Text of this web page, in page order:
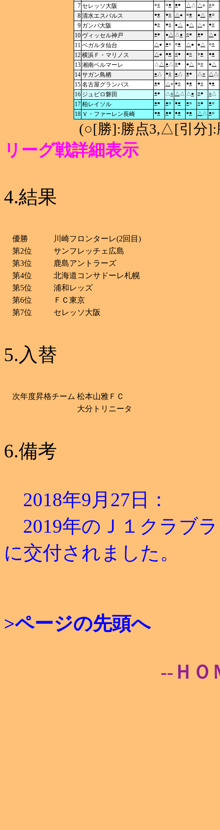
7 セレッソ大阪 ○○ ○● ●● △ △ △○ ○○
8 清水エスパルス ●● ●○ △ ● ○● ● △ ●○
9 ガンバ大阪 ●○ ●○ ●△ ●△ △○ ●○
10 ヴィッセル神戸 ●● ● △ △ ● ○● ●● △ ●
11 ベガルタ仙台 △ ● ●○ ○● △ ● ●△ ○○
12 横浜Ｆ・マリノス △ ● ●● ○● ●○ ○● ●●
13 湘南ベルマーレ △ △ ●△ ○● ●△ ○○ ●△
14 サガン鳥栖 ● △ ●○ ● △ ●● △ ○ △ △
15 名古屋グランパス ●● △○ ●○ ●● ●○ ●●
16 ジュビロ磐田 ●● △○ △ △ △ ● ○● ○△
17 柏レイソル ●● ●○ ●● ●○ ○● ●○
18 Ｖ・ファーレン長崎 ●● ●● ●● ●● △ △ ●○
(○[勝]:勝点3,△[引分]:
リーグ戦詳細表示
4.結果
優勝
川崎フロンターレ(2回目)
第2位
サンフレッチェ広島
第3位
鹿島アントラーズ
第4位
北海道コンサドーレ札幌
第5位
浦和レッズ
第6位
ＦＣ東京
第7位
セレッソ大阪
5.入替
次年度昇格チーム 松本山雅ＦＣ
大分トリニータ
6.備考
2018年9月27日：
2019年のＪ１クラブ
に交付されました。
>ページの先頭へ
--ＨＯ